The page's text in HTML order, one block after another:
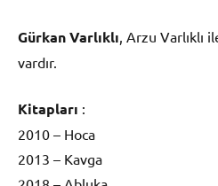
Gürkan Varlıklı , Arzu
vardır.
Kitapları :
2010 – Hoca
2013 – Kavga